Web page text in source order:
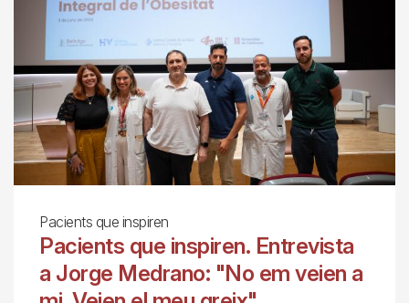
Pacients que inspiren
Pacients que inspiren. Entrevista
a Jorge Medrano: "No em veien a